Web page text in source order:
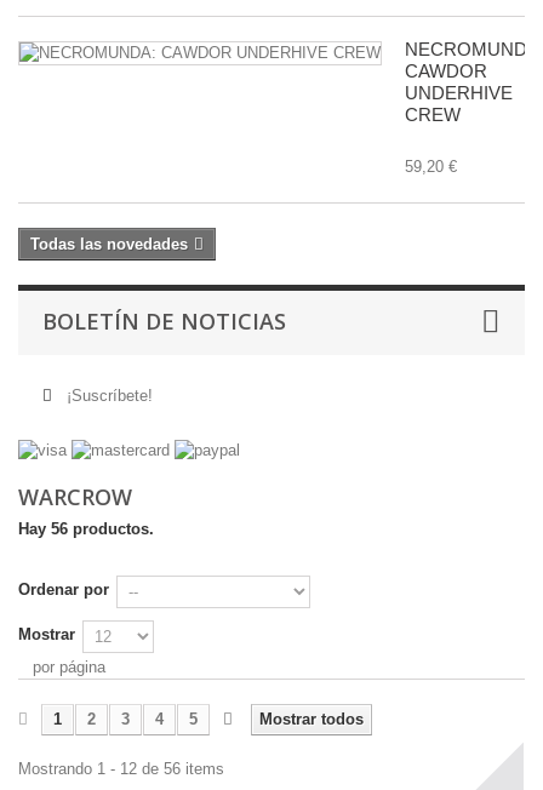
NECROMUNDA:
CAWDOR
UNDERHIVE
CREW
59,20 €
Todas las novedades
BOLETÍN DE NOTICIAS
¡Suscríbete!
WARCROW
Hay 56 productos.
Ordenar por
Mostrar
por página
Mostrar todos
1 2 3 4 5
Mostrando 1 - 12 de 56 items